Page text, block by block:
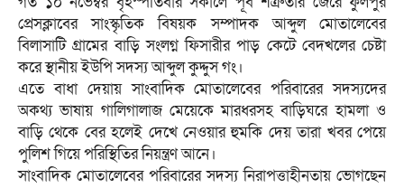
প্রেসক্লাবের সাংস্কৃতিক বিষয়ক সম্পাদক আব্দুল মোতালেবের
বিলাসাটি গ্রামের বাড়ি সংলগ্ন ফিসারীর পাড় কেটে বেদখলের চেষ্টা
করে স্থানীয় ইউপি সদস্য আব্দুল কুদ্দুস গং।
এতে বাধা দেয়ায় সাংবাদিক মোতালেবের পরিবারের সদস্যদের
অকথ্য ভাষায় গালিগালাজ মেয়েকে মারধরসহ বাড়িঘরে হামলা ও
বাড়ি থেকে বের হলেই দেখে নেওয়ার হুমকি দেয় তারা খবর পেয়ে
পুলিশ গিয়ে পরিস্থিতির নিয়ন্ত্রণ আনে।
সাংবাদিক মোতালেবের পরিবারের সদস্য নিরাপত্তাহীনতায় ভোগছেন